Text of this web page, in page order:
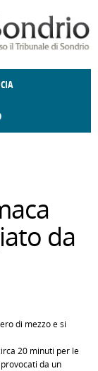
da
di mezzo e si
20 minuti per le
da un